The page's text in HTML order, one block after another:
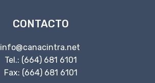
CONTACTO
info@canacintra.net
Tel.: (664) 681 6101
Fax: (664) 681 6101